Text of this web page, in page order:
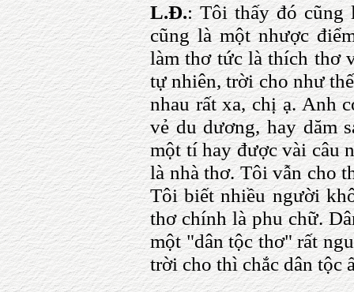
L.Đ.: Tôi thấy đó cũng
cũng là một nhược
làm thơ tức là thích thơ
tự nhiên, trời cho như
nhau rất xa, chị ạ. Anh
vẻ du dương, hay dăm
một tí hay được vài câu
là nhà thơ. Tôi vẫn cho
Tôi biết nhiều người
thơ chính là phu chữ.
một "dân tộc thơ" rất
trời cho thì chắc dân tộc